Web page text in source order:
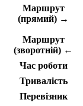
Маршрут
(прямий) →
Маршрут
(зворотній) ←
Час роботи
Тривалість
Перевізник